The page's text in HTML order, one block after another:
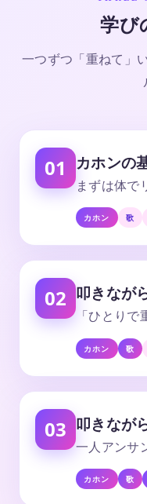
学び
一つずつ「重ねて」
01 カホンの
まずは体で
カホン 歌
02 叩きなが
「ひとりで
カホン 歌
03 叩きなが
一人アンサ
カホン 歌